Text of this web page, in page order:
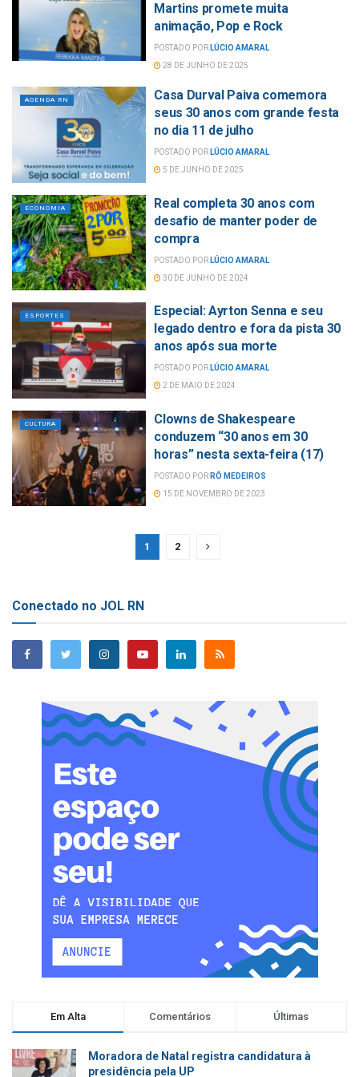
Martins promete muita
animação, Pop e Rock
POSTADO POR LÚCIO AMARAL
28 DE JUNHO DE 2025
AGENDA RN
Casa Durval Paiva comemora
seus 30 anos com grande festa
no dia 11 de julho
POSTADO POR LÚCIO AMARAL
5 DE JUNHO DE 2025
ECONOMIA
Real completa 30 anos com
desafio de manter poder de
compra
POSTADO POR LÚCIO AMARAL
30 DE JUNHO DE 2024
ESPORTES
Especial: Ayrton Senna e seu
legado dentro e fora da pista 30
anos após sua morte
POSTADO POR LÚCIO AMARAL
2 DE MAIO DE 2024
CULTURA
Clowns de Shakespeare
conduzem “30 anos em 30
horas” nesta sexta-feira (17)
POSTADO POR RÔ MEDEIROS
15 DE NOVEMBRO DE 2023
1 2
Conectado no JOL RN
Em Alta Comentários Últimas
Moradora de Natal registra candidatura à
presidência pela UP